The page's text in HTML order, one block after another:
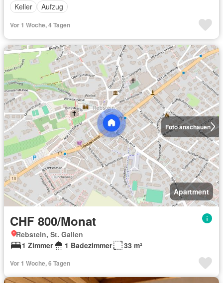
Keller
Aufzug
Vor 1 Woche, 4 Tagen
Foto anschauen
Apartment
CHF 800/Monat
Rebstein, St. Gallen
1 Zimmer
1 Badezimmer 33 m²
Vor 1 Woche, 6 Tagen